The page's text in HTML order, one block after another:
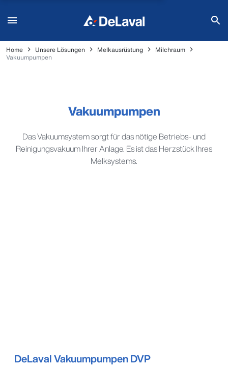
Home Unsere Lösungen Melkausrüstung
Milchraum
Vakuumpumpen
Vakuumpumpen
Das Vakuumsystem sorgt für das nötige Betriebs- und
Reinigungsvakuum Ihrer Anlage. Es ist das Herzstück Ihres
Melksystems.
DeLaval Vakuumpumpen DVP